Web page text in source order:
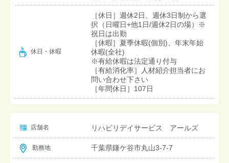
休日・休暇
［休日］週休2日、週休3日制から選
択（日曜日+他1日/週休2日の場）※
祝日は出勤
［休暇］夏季休暇(個別)、年末年始
休暇(全社)
※有給休暇は法定通り付与
［有給消化率］人材紹介担当者にお
問い合わせ下さい
［年間休日］107日
店舗名 リハビリデイサービス アールズ
勤務地 千葉県鎌ケ谷市丸山3-7-7